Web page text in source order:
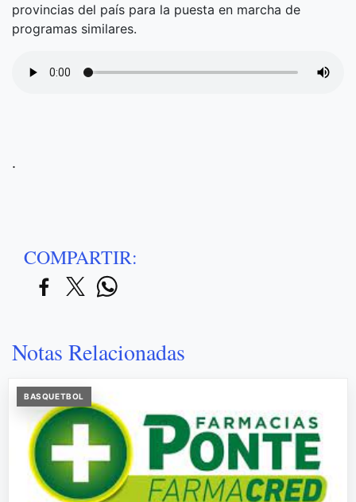
provincias del país para la puesta en marcha de
programas similares.
.
COMPARTIR:
Notas Relacionadas
BASQUETBOL